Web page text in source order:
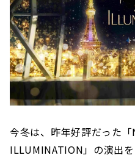
KITTE名古屋 SYNK
ンククリスマス）
12月25日(水)
今冬は、昨年好評だった「
ILLUMINATION」の演出